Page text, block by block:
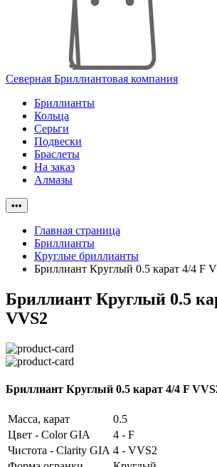
Северная Бриллиантовая компания
Бриллианты
Кольца
Серьги
Подвески
Браслеты
На заказ
Алмазы
•••
Главная страница
Бриллианты
Круглые бриллианты
Бриллиант Круглый 0.5 карат 4/4 F
Бриллиант Круглый 0.5
VVS2
Бриллиант Круглый 0.5 карат 4/4 F
Масса, карат
0.5
Цвет - Color GIA
4 - F
Чистота - Clarity GIA 4 - VVS2